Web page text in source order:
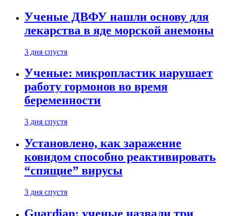
Ученые ДВФУ нашли основу для
лекарства в яде морской анемоны
3 дня спустя
Ученые: микропластик нарушает
работу гормонов во время
беременности
3 дня спустя
Установлено, как заражение
ковидом способно реактивировать
“спящие” вирусы
3 дня спустя